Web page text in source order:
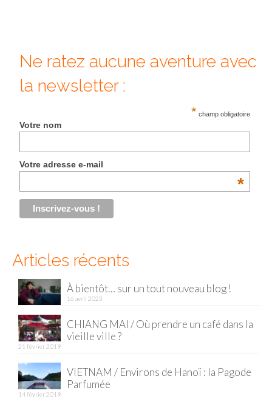
France
La Réunion
Saint-Malo
Savoie
Vendée
Berlin
Munich
Danemark
Copenhague
Portugal
Lisbonne
Ne ratez aucune aventure avec
la newsletter :
* champ obligatoire
Votre nom
Votre adresse e-mail
*
Articles récents
À bientôt… sur un tout nouveau blog !
16 avril 2023
CHIANG MAI / Où prendre un café dans la
vieille ville ?
21 février 2019
VIETNAM / Environs de Hanoï : la Pagode
Parfumée
14 février 2019